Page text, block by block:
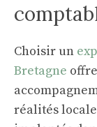
Choisir un
Bretagne
réalités